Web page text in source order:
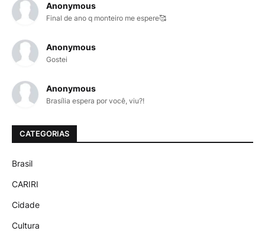
Anonymous
Final de ano q monteiro me espere🥰
Anonymous
Gostei
Anonymous
Brasília espera por você, viu?!
CATEGORIAS
Brasil
CARIRI
Cidade
Cultura